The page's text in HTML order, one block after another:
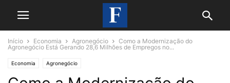
Início Economia Agronegócio
Como a Modernização do
Agronegócio Está Gerando 28,6 Milhões de Empregos no...
Economia Agronegócio